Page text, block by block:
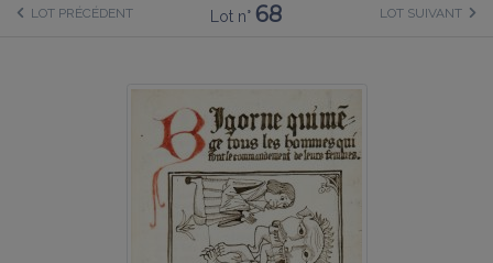
LOT PRÉCÉDENT Lot n° 68 LOT SUIVANT